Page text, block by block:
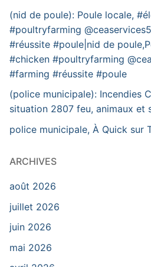
(nid de poule): Poule locale,
#poultryfarming
#réussite #poule|nid de
#chicken #poultryfarming
#farming #réussite #poule
(police municipale): Incendies
situation 2807 feu, animaux et
police municipale, À Quick sur
ARCHIVES
août 2026
juillet 2026
juin 2026
mai 2026